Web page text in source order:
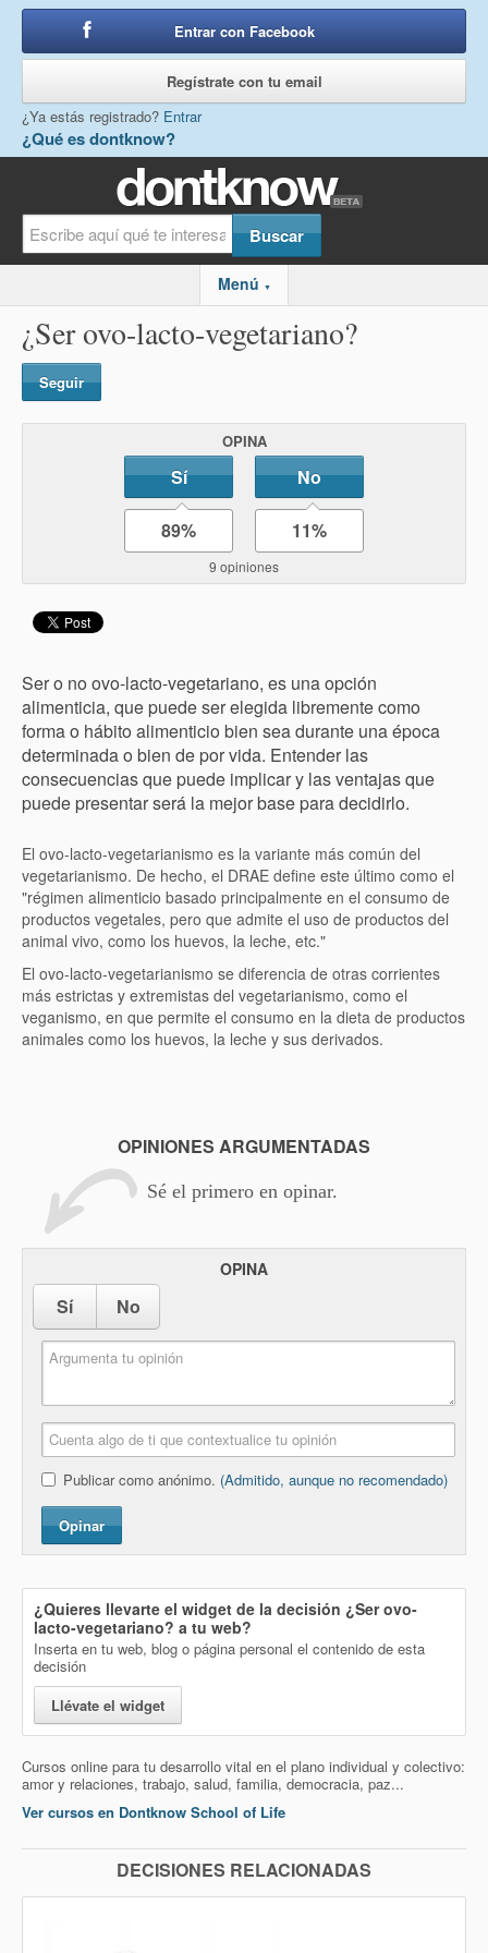
¿Qué es dontknow?
Entrar con Facebook
Regístrate con tu email
¿Ya estás registrado? Entrar
Menú ▼
¿Ser ovo-lacto-vegetariano?
Seguir
OPINA
Sí No
89% 11%
9 opiniones
Ser o no ovo-lacto-vegetariano, es una opción
alimenticia, que puede ser elegida libremente como
forma o hábito alimenticio bien sea durante una época
determinada o bien de por vida. Entender las
consecuencias que puede implicar y las ventajas que
puede presentar será la mejor base para decidirlo.
El ovo-lacto-vegetarianismo es la variante más común del
vegetarianismo. De hecho, el DRAE define este último como el
"régimen alimenticio basado principalmente en el consumo de
productos vegetales, pero que admite el uso de productos del
animal vivo, como los huevos, la leche, etc."
El ovo-lacto-vegetarianismo se diferencia de otras corrientes
más estrictas y extremistas del vegetarianismo, como el
veganismo, en que permite el consumo en la dieta de productos
animales como los huevos, la leche y sus derivados.
OPINIONES ARGUMENTADAS
Sé el primero en opinar.
OPINA
Sí No
Publicar como anónimo. (Admitido, aunque no recomendado)
Opinar
¿Quieres llevarte el widget de la decisión ¿Ser ovo-
lacto-vegetariano? a tu web?
Inserta en tu web, blog o página personal el contenido de esta
decisión
Llévate el widget
Cursos online para tu desarrollo vital en el plano individual y colectivo:
amor y relaciones, trabajo, salud, familia, democracia, paz...
Ver cursos en Dontknow School of Life
DECISIONES RELACIONADAS